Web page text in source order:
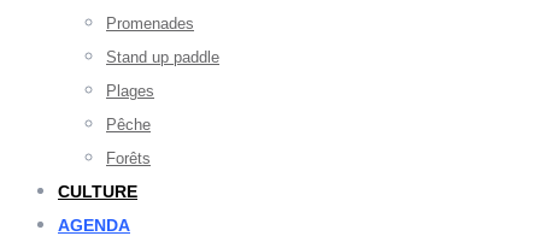
Promenades
Stand up paddle
Plages
Pêche
Forêts
CULTURE
AGENDA